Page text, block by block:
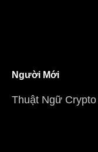
Người Mới
Thuật Ngữ Crypto